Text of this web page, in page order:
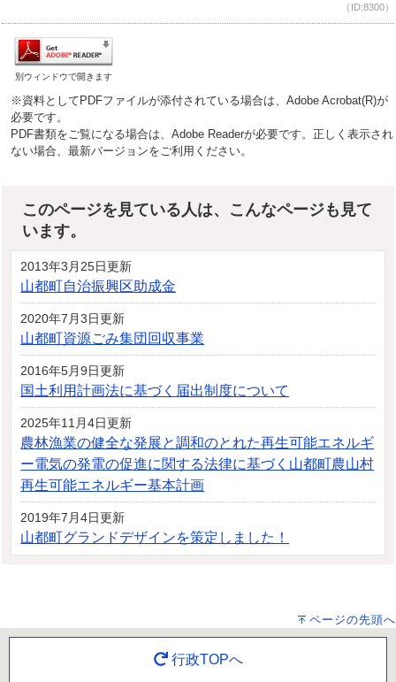
（ID:8300）
別ウィンドウで開きます
※資料としてPDFファイルが添付されている場合は、Adobe Acrobat(R)が
必要です。
PDF書類をご覧になる場合は、Adobe Readerが必要です。正しく表示され
ない場合、最新バージョンをご利用ください。
このページを見ている人は、こんなページも見て
います。
2013年3月25日更新
山都町自治振興区助成金
2020年7月3日更新
山都町資源ごみ集団回収事業
2016年5月9日更新
国土利用計画法に基づく届出制度について
2025年11月4日更新
農林漁業の健全な発展と調和のとれた再生可能エネルギ
ー電気の発電の促進に関する法律に基づく山都町農山村
再生可能エネルギー基本計画
2019年7月4日更新
山都町グランドデザインを策定しました！
ページの先頭へ
行政TOPへ